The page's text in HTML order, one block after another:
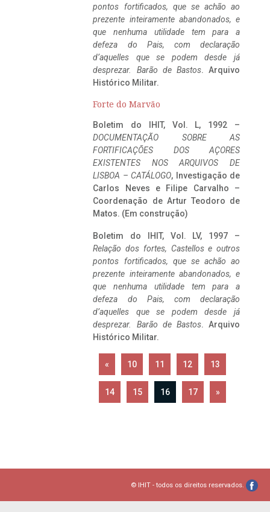
pontos fortificados, que se achão ao
prezente inteiramente abandonados, e
que nenhuma utilidade tem para a
defeza do Pais, com declaração
d’aquelles que se podem desde já
desprezar. Barão de Bastos. Arquivo
Histórico Militar.
Forte do Marvão
Boletim do IHIT, Vol. L, 1992 –
DOCUMENTAÇÃO SOBRE AS
FORTIFICAÇÕES DOS AÇORES
EXISTENTES NOS ARQUIVOS DE
LISBOA – CATÁLOGO, Investigação de
Carlos Neves e Filipe Carvalho –
Coordenação de Artur Teodoro de
Matos. (Em construção)
Boletim do IHIT, Vol. LV, 1997 –
Relação dos fortes, Castellos e outros
pontos fortificados, que se achão ao
prezente inteiramente abandonados, e
que nenhuma utilidade tem para a
defeza do Pais, com declaração
d’aquelles que se podem desde já
desprezar. Barão de Bastos. Arquivo
Histórico Militar.
« 10 11 12 13
14 15 16 17 »
© IHIT - todos os direitos reservados.